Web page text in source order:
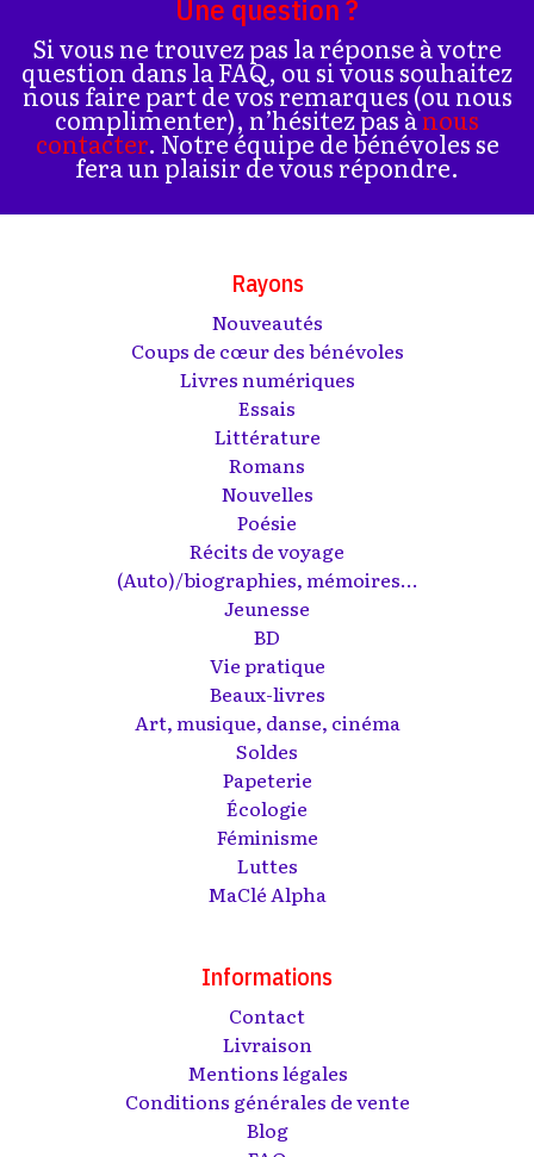
Une question ?
Si vous ne trouvez pas la réponse à votre
question dans la FAQ, ou si vous souhaitez
nous faire part de vos remarques (ou nous
complimenter), n’hésitez pas ànous
contacter. Notre équipe de bénévoles se
fera un plaisir de vous répondre.
Rayons
Nouveautés
Coups de cœur des bénévoles
Livres numériques
Essais
Littérature
Romans
Nouvelles
Poésie
Récits de voyage
(Auto)/biographies, mémoires...
Jeunesse
BD
Vie pratique
Beaux-livres
Art, musique, danse, cinéma
Soldes
Papeterie
Écologie
Féminisme
Luttes
MaClé Alpha
Informations
Contact
Livraison
Mentions légales
Conditions générales de vente
Blog